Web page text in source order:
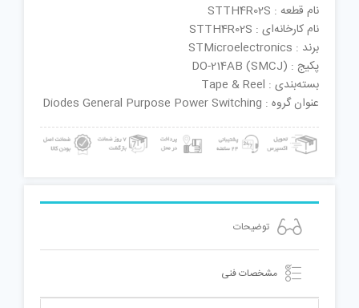
نام قطعه : STTH4R02S
نام کارخانه‌ای : STTH4R02S
برند : STMicroelectronics
پکیج : DO-214AB (SMCJ)
بسته‌بندی : Tape & Reel
عنوان گروه : Diodes General Purpose Power Switching
توضیحات
مشخصات فنی